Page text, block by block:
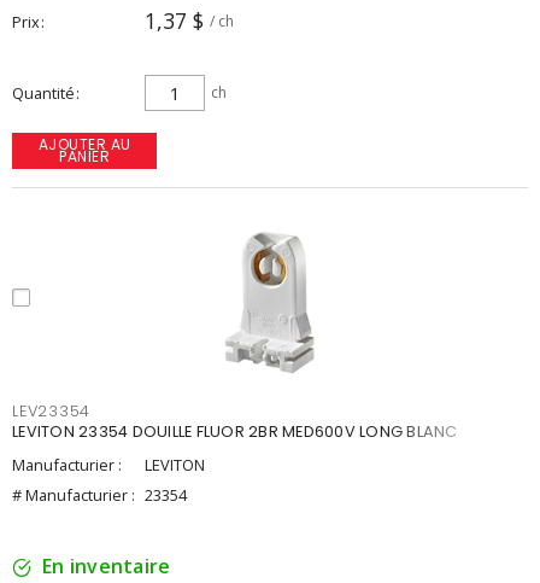
Prix 1,37 $ / ch
Quantité ch
AJOUTER AU
PANIER
LEV23354
LEVITON 23354 DOUILLE FLUOR 2BR MED600V LONG BLANC
Manufacturier :
LEVITON
# Manufacturier : 23354
En inventaire